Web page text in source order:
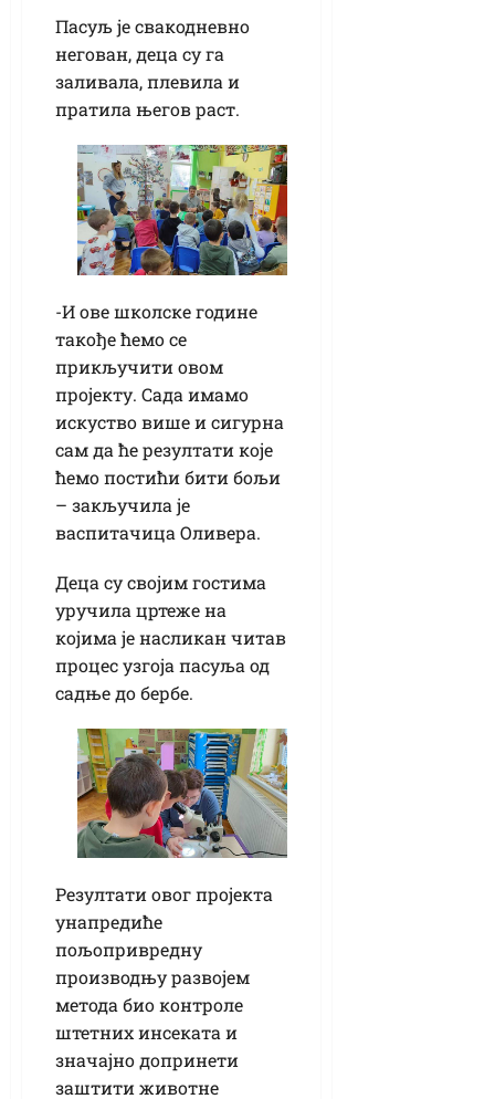
Пасуљ је свакодневно
негован, деца су га
заливала, плевила и
пратила његов раст.
-И ове школске године
такође ћемо се
прикључити овом
пројекту. Сада имамо
искуство више и сигурна
сам да ће резултати које
ћемо постићи бити бољи
– закључила је
васпитачица Оливера.
Деца су својим гостима
уручила цртеже на
којима је насликан читав
процес узгоја пасуља од
садње до бербе.
Резултати овог пројекта
унапредиће
пољопривредну
производњу развојем
метода био контроле
штетних инсеката и
значајно допринети
заштити животне